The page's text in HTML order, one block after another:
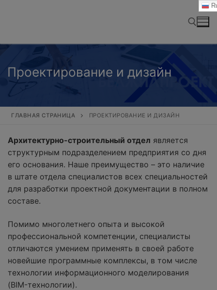
Проектирование и дизайн
ГЛАВНАЯ СТРАНИЦА ПРОЕКТИРОВАНИЕ И ДИЗАЙН
Архитектурно-строительный отдел является
структурным подразделением предприятия со дня
его основания. Наше преимущество – это наличие
в штате отдела специалистов всех специальностей
для разработки проектной документации в полном
составе.
Помимо многолетнего опыта и высокой
профессиональной компетенции, специалисты
отличаются умением применять в своей работе
новейшие программные комплексы, в том числе
технологии информационного моделирования
(BIM-технологии).